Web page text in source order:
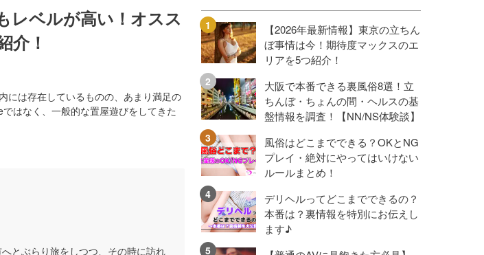
レベルが高い！オスス
介！
には存在しているものの、あまり満足の
はなく、一般的な置屋遊びをしてきた
とぶらり旅をしつつ、その時に訪れ
【2026年最新情報】東京の立ちん
ぼ事情は今！期待度マックスのエ
リアを5つ紹介！
大阪で本番できる裏風俗8選！立
ちんぼ・ちょんの間・ヘルスの基
盤情報を調査！【NN/NS体験談】
風俗はどこまでできる？OKとNG
プレイ・絶対にやってはいけない
ルールまとめ！
デリヘルってどこまでできるの？
本番は？裏情報を特別にお伝えし
ます♪